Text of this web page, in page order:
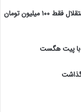
عجیب اما واقعی: رقم فسخ قرارداد رضائیان با استقلال فقط ۱۰۰ میلیون تومان
با پیت هگست